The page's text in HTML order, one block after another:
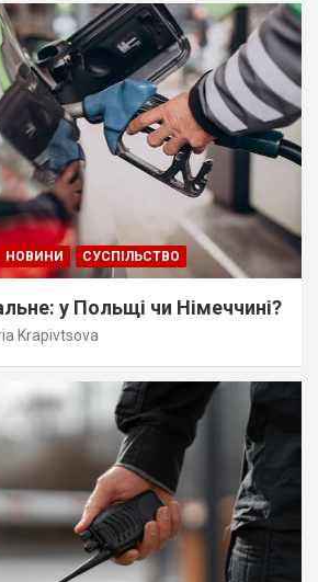
НОВИНИ СУСПІЛЬСТВО
у Польщі чи Німеччині?
Krapivtsova